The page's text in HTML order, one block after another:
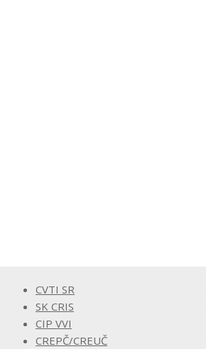
CVTI SR
SK CRIS
CIP VVI
CREPČ/CREUČ